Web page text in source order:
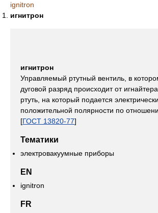
ignitron
игнитрон
игнитрон
Управляемый ртутный вентиль, в
дуговой разряд происходит от
ртуть, на который подается
положительной полярности по
[ГОСТ 13820-77]
Тематики
электровакуумные приборы
EN
ignitron
FR